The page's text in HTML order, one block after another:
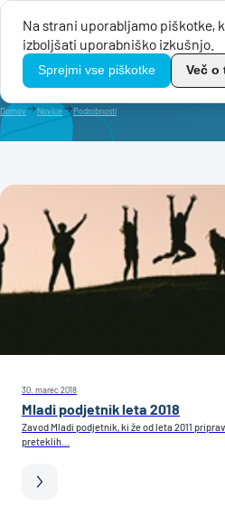
Na strani uporabljamo piškotke,
izboljšati uporabniško izkušnjo.
Sprejmi vse piškotke Več o
TikoPro
Menu
Domov Novice Podrobnosti
30. marec 2018
Mladi podjetnik leta 2018
Zavod Mladi podjetnik, ki že od leta 2011
preteklih...